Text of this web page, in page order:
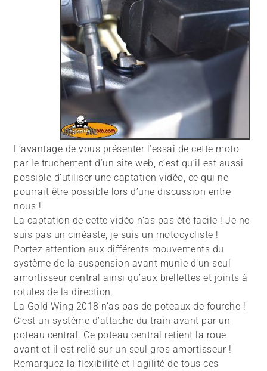
L’avantage de vous présenter l’essai de cette moto
par le truchement d’un site web, c’est qu’il est aussi
possible d’utiliser une captation vidéo, ce qui ne
pourrait être possible lors d’une discussion entre
nous !
La captation de cette vidéo n’as pas été facile ! Je ne
suis pas un cinéaste, je suis un motocycliste !
Portez attention aux différents mouvements du
système de la suspension avant munie d’un seul
amortisseur central ainsi qu’aux biellettes et joints à
rotules de la direction.
La Gold Wing 2018 n’as pas de poteaux de fourche !
C’est un système d’attache du train avant par un
poteau central. Ce poteau central retient la roue
avant et il est relié sur un seul gros amortisseur !
Remarquez la flexibilité et l’agilité de tous ces